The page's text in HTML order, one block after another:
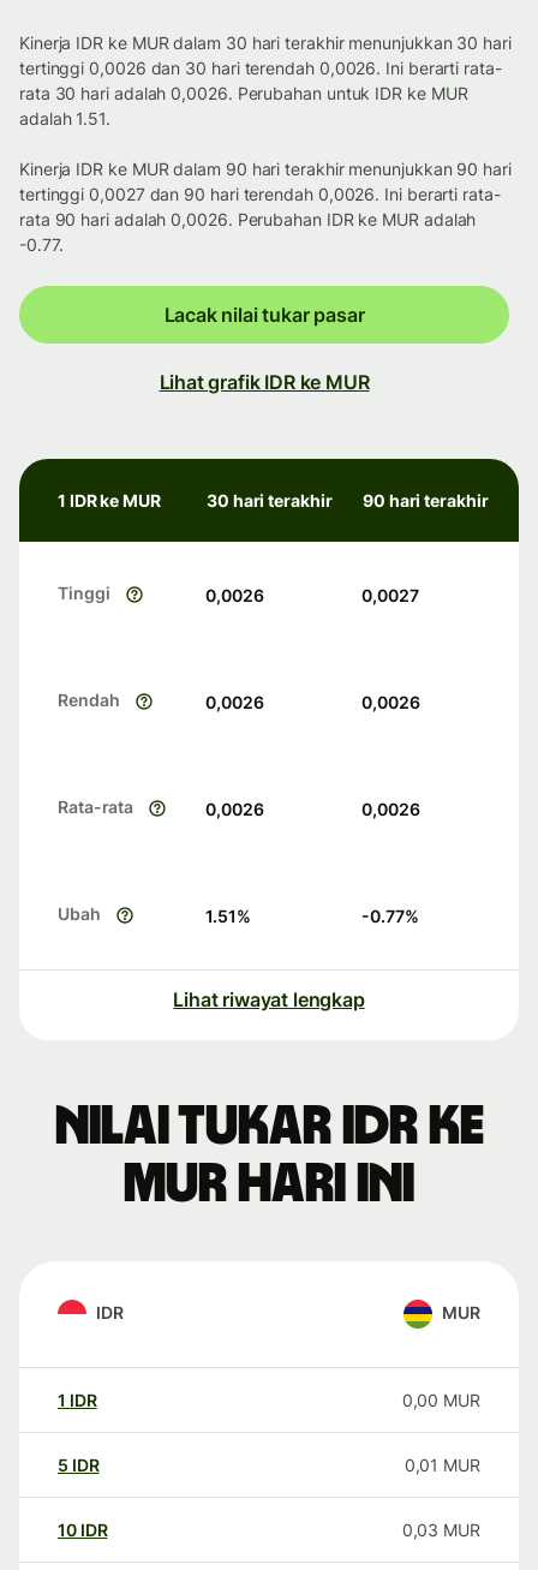
Kinerja IDR ke MUR dalam 30 hari terakhir menunjukkan 30 hari
tertinggi 0,0026 dan 30 hari terendah 0,0026. Ini berarti rata-
rata 30 hari adalah 0,0026. Perubahan untuk IDR ke MUR
adalah 1.51.
Kinerja IDR ke MUR dalam 90 hari terakhir menunjukkan 90 hari
tertinggi 0,0027 dan 90 hari terendah 0,0026. Ini berarti rata-
rata 90 hari adalah 0,0026. Perubahan IDR ke MUR adalah
-0.77.
Lacak nilai tukar pasar
Lihat grafik IDR ke MUR
1 IDR ke MUR 30 hari terakhir 90 hari terakhir
Tinggi 0,0026 0,0027
Rendah 0,0026 0,0026
Rata-rata 0,0026 0,0026
Ubah 1.51% -0.77%
Lihat riwayat lengkap
Nilai tukar IDR ke
MUR hari ini
IDR MUR
1 IDR 0,00 MUR
5 IDR 0,01 MUR
10 IDR 0,03 MUR